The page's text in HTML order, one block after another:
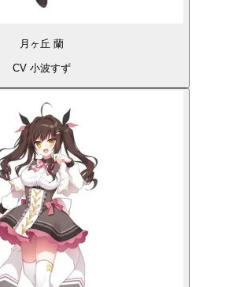
月ヶ丘 蘭
CV 小波すず